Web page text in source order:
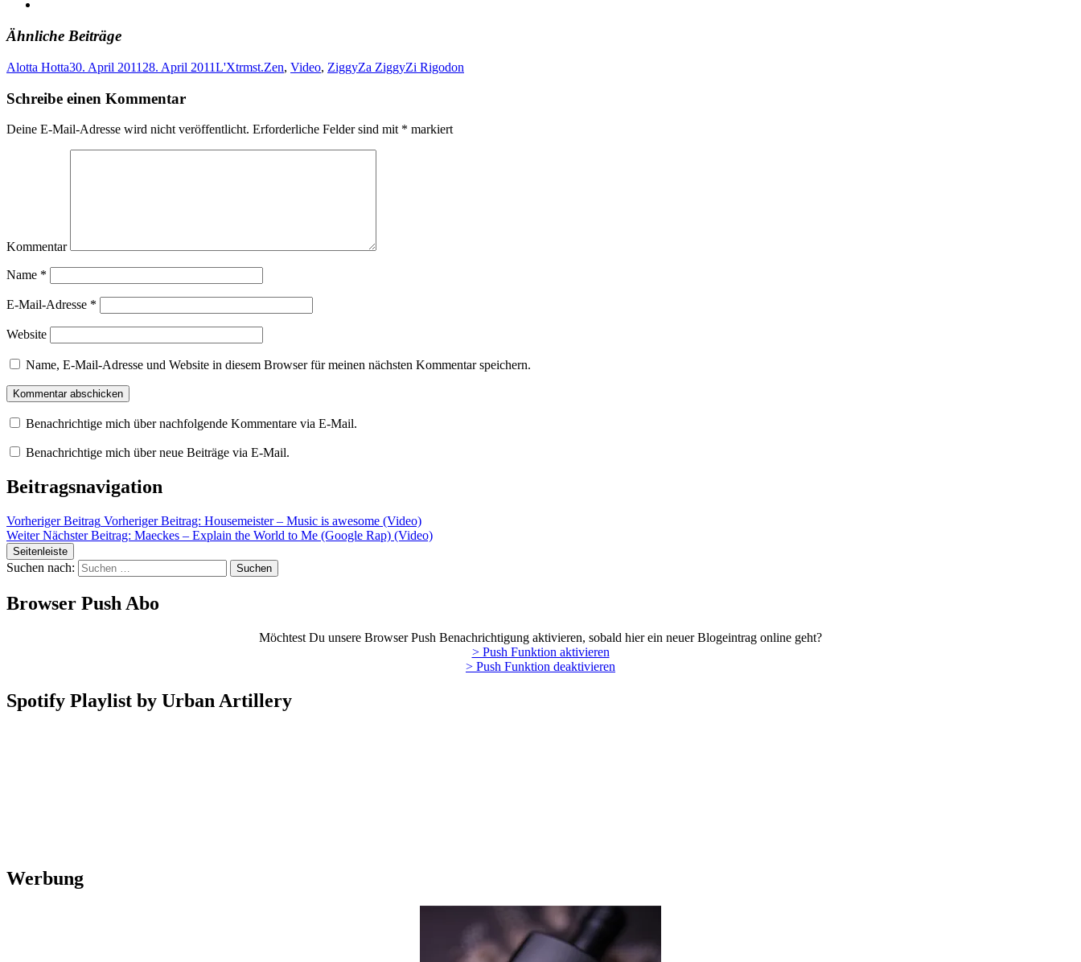
Ähnliche Beiträge
Alotta Hotta30. April 2011 28. April 2011L'Xtrmst.Zen, Video, ZiggyZa ZiggyZi Rigodon
Schreibe einen Kommentar
Deine E-Mail-Adresse wird nicht veröffentlicht. Erforderliche Felder sind mit * markiert
Kommentar
Name *
E-Mail-Adresse *
Website
Name, E-Mail-Adresse und Website in diesem Browser für meinen nächsten Kommentar speichern.
Benachrichtige mich über nachfolgende Kommentare via E-Mail.
Benachrichtige mich über neue Beiträge via E-Mail.
Beitragsnavigation
Vorheriger Beitrag Vorheriger Beitrag: Housemeister – Music is awesome (Video)
Weiter Nächster Beitrag: Maeckes – Explain the World to Me (Google Rap) (Video)
Seitenleiste
Suchen nach:
Browser Push Abo
Möchtest Du unsere Browser Push Benachrichtigung aktivieren, sobald hier ein neuer Blogeintrag online geht?
> Push Funktion aktivieren
> Push Funktion deaktivieren
Spotify Playlist by Urban Artillery
Werbung